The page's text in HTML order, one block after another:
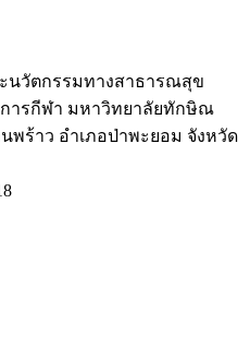
วัตกรรมทางสาธารณสุข
รกีฬา มหาวิทยาลัยทักษิณ
ร้าว อำเภอป่าพะยอม จังหวัด